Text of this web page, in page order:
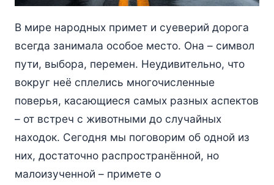
В мире народных примет и суеверий дорога
всегда занимала особое место. Она – символ
пути, выбора, перемен. Неудивительно, что
вокруг неё сплелись многочисленные
поверья, касающиеся самых разных аспектов
– от встреч с животными до случайных
находок. Сегодня мы поговорим об одной из
них, достаточно распространённой, но
малоизученной – примете о